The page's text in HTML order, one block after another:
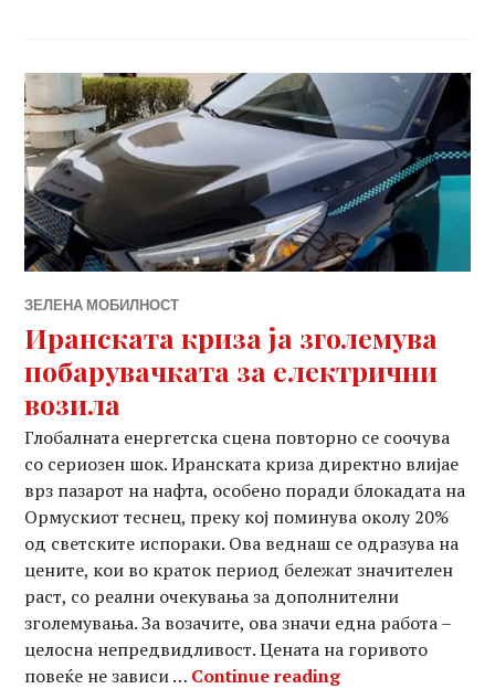
ЗЕЛЕНА МОБИЛНОСТ
Иранската криза ја зголемува
побарувачката за електрични
возила
Глобалната енергетска сцена повторно се соочува
со сериозен шок. Иранската криза директно влијае
врз пазарот на нафта, особено поради блокадата на
Ормускиот теснец, преку кој поминува околу 20%
од светските испораки. Ова веднаш се одразува на
цените, кои во краток период бележат значителен
раст, со реални очекувања за дополнителни
зголемувања. За возачите, ова значи една работа –
целосна непредвидливост. Цената на горивото
повеќе не зависи … Continue readingИранската